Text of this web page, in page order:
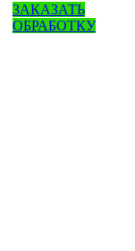
ЗАКАЗАТЬ
ОБРАБОТКУ